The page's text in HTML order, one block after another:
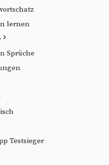
lernen
Sprüche
Testsieger